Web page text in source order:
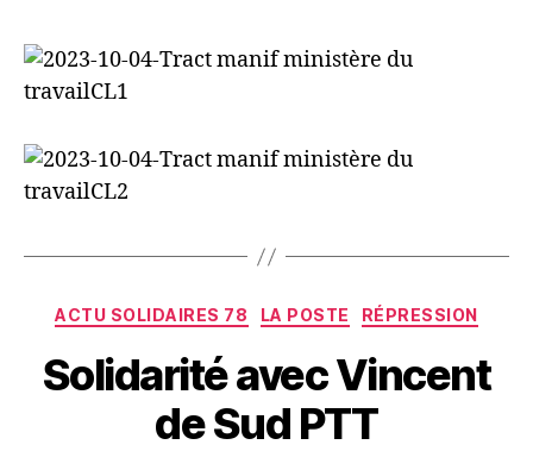
Catégories
ACTU SOLIDAIRES 78 LA POSTE RÉPRESSION
Solidarité avec Vincent
de Sud PTT